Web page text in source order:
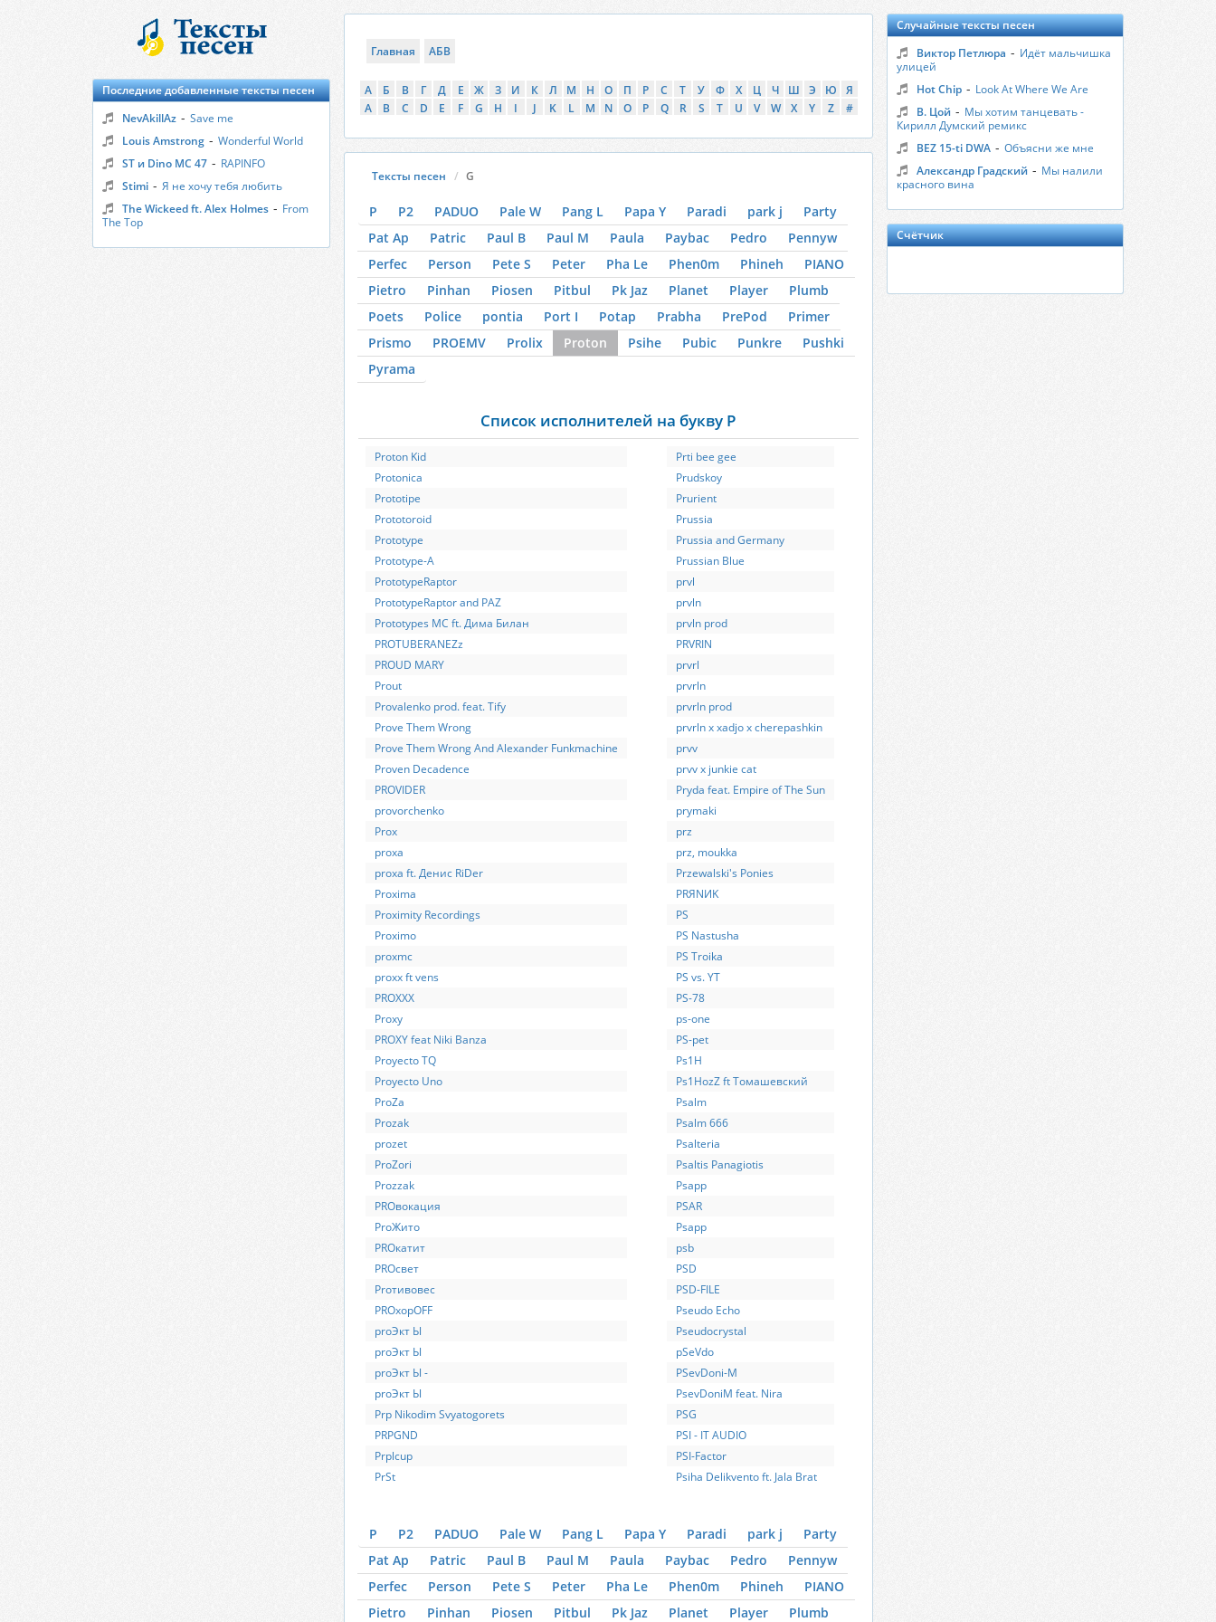
Главная АБВ
А Б В Г Д Е Ж З И К Л М Н О П Р С Т У Ф Х Ц Ч Ш Э Ю
Я
A
B C D E F G H I J K L M N O P Q R S T U V W X Y Z #
Тексты песен G
P P2 PADUO Pale W Pang L Papa Y Paradi park j
Party
Pat Ap
Patric Paul B Paul M Paula Paybac Pedro
Pennyw
Perfec
Person Pete S Peter Pha Le Phen0m Phineh
PIANO
Pietro
Pinhan Piosen Pitbul Pk Jaz Planet Player
Plumb
Poets
Police pontia Port I Potap Prabha PrePod
Primer
Prismo
PROEMV Prolix Proton Psihe Pubic Punkre
Pushki
Pyrama
Список исполнителей на букву P
Proton Kid
Protonica
Prototipe
Prototoroid
Prototype
Prototype-A
PrototypeRaptor
PrototypeRaptor and PAZ
Prototypes MC ft. Дима Билан
PROTUBERANEZz
PROUD MARY
Prout
Provalenko prod. feat. Tify
Prove Them Wrong
Prove Them Wrong And Alexander Funkmachine
Proven Decadence
PROVIDER
provorchenko
Prox
proxa
proxa ft. Денис RiDer
Proxima
Proximity Recordings
Proximo
proxmc
proxx ft vens
PROXXX
Proxy
PROXY feat Niki Banza
Proyecto TQ
Proyecto Uno
ProZa
Prozak
prozet
ProZori
Prozzak
PROвокация
ProЖито
PROкатит
PROсвет
Proтивовес
PROхорOFF
proЭкт Ы
proЭкт Ы
proЭкт Ы -
proЭкт Ы
Prp Nikodim Svyatogorets
PRPGND
Prplcup
PrSt
Prti bee gee
Prudskoy
Prurient
Prussia
Prussia and Germany
Prussian Blue
prvl
prvln
prvln prod
PRVRIN
prvrl
prvrln
prvrln prod
prvrln x xadjo x cherepashkin
prvv
prvv x junkie cat
Pryda feat. Empire of The Sun
prymaki
prz
prz, moukka
Przewalski's Ponies
PRЯNИK
PS
PS Nastusha
PS Troika
PS vs. YT
PS-78
ps-one
PS-pet
Ps1H
Ps1HozZ ft Томашевский
Psalm
Psalm 666
Psalteria
Psaltis Panagiotis
Psapp
PSAR
Psaрр
psb
PSD
PSD-FILE
Pseudo Echo
Pseudocrystal
pSeVdo
PSevDoni-M
PsevDoniM feat. Nira
PSG
PSI - IT AUDIO
PSI-Factor
Psiha Delikvento ft. Jala Brat
P P2 PADUO Pale W Pang L Papa Y Paradi park j
Party
Pat Ap
Patric Paul B Paul M Paula Paybac Pedro
Pennyw
Perfec
Person Pete S Peter Pha Le Phen0m Phineh
PIANO
Pietro
Pinhan Piosen Pitbul Pk Jaz Planet Player Plumb
Последние добавленные тексты песен
NevAkillAz - Save me
Louis Amstrong - Wonderful World
ST и Dino MC 47 - RAPINFO
Stimi - Я не хочу тебя любить
The Wickeed ft. Alex Holmes - From
The Top
Случайные тексты песен
Виктор Петлюра - Идёт мальчишка
улицей
Hot Chip - Look At Where We Are
В. Цой - Мы хотим танцевать -
Кирилл Думский ремикс
BEZ 15-ti DWA - Объясни же мне
Александр Градский - Мы налили
красного вина
Счётчик